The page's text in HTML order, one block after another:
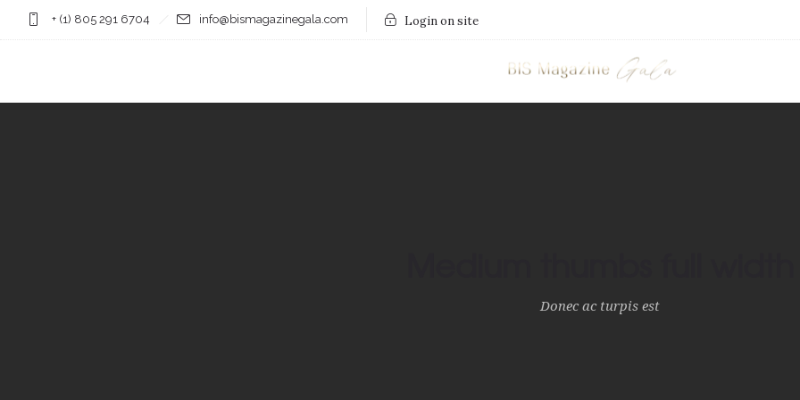
+ (1) 805 291 6704 info@bismagazinegala.com Login on site
Donec ac turpis est